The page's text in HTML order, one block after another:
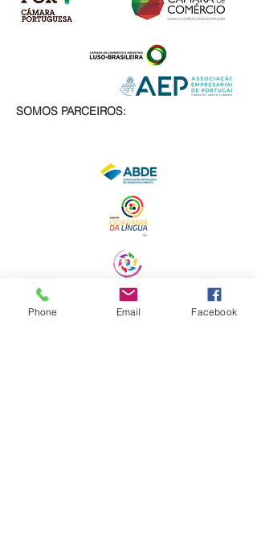
SOMOS PARCEIROS:
Phone Email Facebook